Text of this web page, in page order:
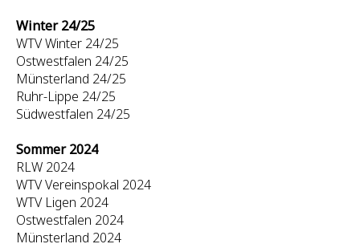
Winter 24/25
WTV Winter 24/25
Ostwestfalen 24/25
Münsterland 24/25
Ruhr-Lippe 24/25
Südwestfalen 24/25
Sommer 2024
RLW 2024
WTV Vereinspokal 2024
WTV Ligen 2024
Ostwestfalen 2024
Münsterland 2024